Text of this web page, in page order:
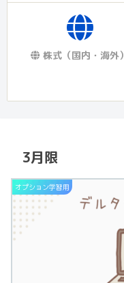
株式（国内・海外）
3月限
オプション学習用